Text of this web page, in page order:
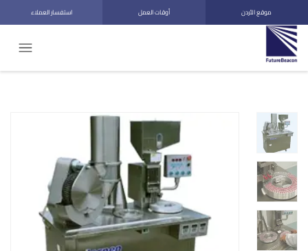
موقع الأردن أوقات العمل استفسار العملاء